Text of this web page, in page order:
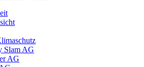
Slam AG
AG